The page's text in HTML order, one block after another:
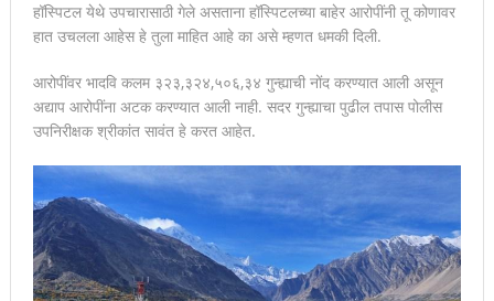
हॉस्पिटल येथे उपचारासाठी गेले असताना हॉस्पिटलच्या बाहेर आरोपींनी तू कोणावर
हात उचलला आहेस हे तुला माहित आहे का असे म्हणत धमकी दिली.
आरोपींवर भादवि कलम ३२३,३२४,५०६,३४ गुन्ह्याची नोंद करण्यात आली असून
अद्याप आरोपींना अटक करण्यात आली नाही. सदर गुन्ह्याचा पुढील तपास पोलीस
उपनिरीक्षक श्रीकांत सावंत हे करत आहेत.